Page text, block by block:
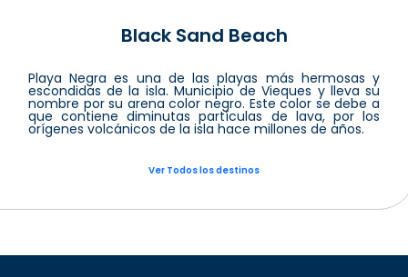
Black Sand Beach
Playa Negra es una de las playas más hermosas y
escondidas de la isla. Municipio de Vieques y lleva su
nombre por su arena color negro. Este color se debe a
que contiene diminutas partículas de lava, por los
orígenes volcánicos de la isla hace millones de años.
Ver Todos los destinos